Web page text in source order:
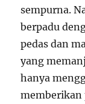
sempurna.
berpadu
pedas dan
yang
hanya
memberikan